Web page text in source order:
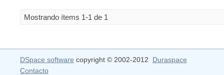
Mostrando ítems 1-1 de 1
DSpace software copyright © 2002-2012 Duraspace
Contacto